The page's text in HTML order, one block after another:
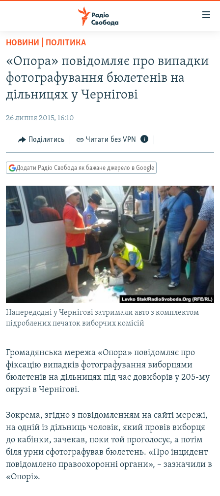
Перейти
основного
матеріалу
Перейти
до
основної
Перейти
до
пошуку
ВСЕ ЗА ДОБУ
СТАТТІ
СУСПІЛЬСТВО
УКРАЇНА
СВІТ
РОСІЙСЬКА «ФІЛЬТРАЦІЯ»
ДОНБАС.РЕАЛІЇ
ТИ ЯК?
СХЕМИ
КИТАЙ.ВИКЛИКИ
МУЛЬТИМЕДІА
ФОТО
СПЕЦПРОЄКТИ
ПОДКАСТИ
КРИМ РЕАЛІЇ
РУС
КТАТ
Усі сайти RFE/RL
НОВИНИ | ПОЛІТИКА
«Опора» повідомляє про випадки
фотографування бюлетенів на
дільницях у Чернігові
26 липня 2015, 16:10
Поділитись Читати без VPN
Додати Радіо Свобода як бажане джерело в Google
Напередодні у Чернігові затримали авто з комплектом
підроблених печаток виборчих комісій
Громадянська мережа «Опора» повідомляє про
фіксацію випадків фотографування виборцями
бюлетенів на дільницях під час довиборів у 205-му
окрузі в Чернігові.
Зокрема, згідно з повідомленням на сайті мережі,
на одній із дільниць чоловік, який провів виборця
до кабінки, зачекав, поки той проголосує, а потім
біля урни сфотографував бюлетень. «Про інцидент
повідомлено правоохоронні органи», – зазначили в
«Опорі».